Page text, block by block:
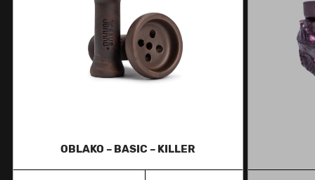
OBLAKO – BASIC – KILLER